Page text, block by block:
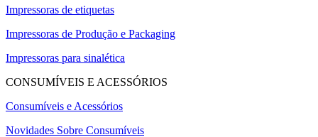
Impressoras de etiquetas
Impressoras de Produção e Packaging
Impressoras para sinalética
CONSUMÍVEIS E ACESSÓRIOS
Consumíveis e Acessórios
Novidades Sobre Consumíveis